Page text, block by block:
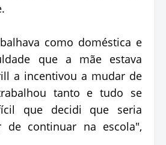
como doméstica e
que a mãe estava
a incentivou a mudar de
tanto e tudo se
que decidi que seria
de continuar na escola",